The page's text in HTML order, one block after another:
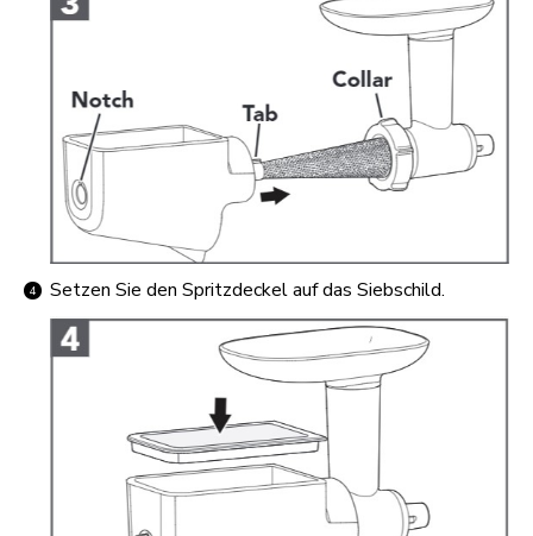
Setzen Sie den Spritzdeckel auf das Siebschild.